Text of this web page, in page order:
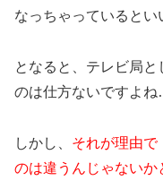
なっちゃっているとい
となると、テレビ局
のは仕方ないですよ
しかし、 それが理由で
のは違うんじゃないか